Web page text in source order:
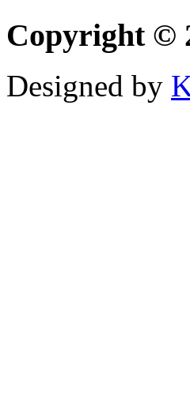
Copyright ©
Designed by